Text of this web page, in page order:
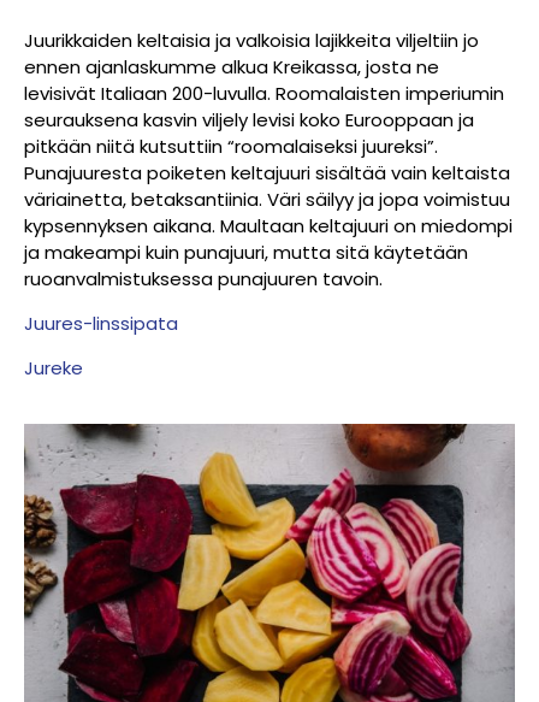
Juurikkaiden keltaisia ja valkoisia lajikkeita viljeltiin jo
ennen ajanlaskumme alkua Kreikassa, josta ne
levisivät Italiaan 200-luvulla. Roomalaisten imperiumin
seurauksena kasvin viljely levisi koko Eurooppaan ja
pitkään niitä kutsuttiin “roomalaiseksi juureksi”.
Punajuuresta poiketen keltajuuri sisältää vain keltaista
väriainetta, betaksantiinia. Väri säilyy ja jopa voimistuu
kypsennyksen aikana. Maultaan keltajuuri on miedompi
ja makeampi kuin punajuuri, mutta sitä käytetään
ruoanvalmistuksessa punajuuren tavoin.
Juures-linssipata
Jureke